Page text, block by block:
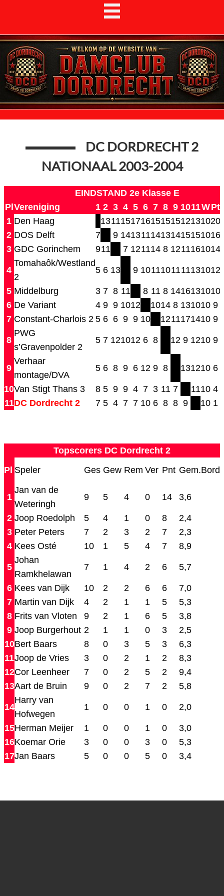
DC DORDRECHT 2
NATIONAAL 2003-2004
EINDSTAND 2e Klasse E
Pl Vereniging 1 2 3 4 5 6 7 8 9 1011WPt
1 Den Haag 131115171615151512131020
2 DOS Delft 7 9 14131114131415151016
3 GDC Gorinchem 911 7 121114 8 1211161014
4
Tomahaôk/Westland
2
5 6 13 9 1011101111131012
5 Middelburg 3 7 8 11 8 11 8 1416131010
6 De Variant 4 9 9 1012 1014 8 131010 9
7 Constant-Charlois 2 5 6 6 9 9 10 1211171410 9
8
PWG
s’Gravenpolder 2
5 7 121012 6 8 12 9 1210 9
9
Verhaar
montage/DVA
5 6 8 9 6 12 9 8 131210 6
10Van Stigt Thans 3 8 5 9 9 4 7 3 11 7 1110 4
11DC Dordrecht 2 7 5 4 7 7 10 6 8 8 9 10 1
Topscorers DC Dordrecht 2
Pl Speler Ges Gew Rem Ver Pnt Gem.Bord
1
Jan van de
Weteringh
9 5 4 0 14 3,6
2 Joop Roedolph 5 4 1 0 8
2,4
3 Peter Peters 7 2 3 2 7
2,3
4 Kees Osté 10 1 5 4 7 8,9
5
Johan
Ramkhelawan
7 1 4 2 6 5,7
6 Kees van Dijk 10 2 2 6 6
7,0
7 Martin van Dijk 4 2 1 1 5
5,3
8 Frits van Vloten 9 2 1 6 5
3,8
9 Joop Burgerhout 2 1 1 0 3
2,5
10Bert Baars 8 0 3 5 3
6,3
11Joop de Vries 3 0 2 1 2
8,3
12Cor Leenheer 7 0 2 5 2
9,4
13Aart de Bruin 9 0 2 7 2 5,8
14
Harry van
Hofwegen
1 0 0 1 0 2,0
15Herman Meijer 1 0 0 1 0
3,0
16Koemar Orie 3 0 0 3 0
5,3
17Jan Baars 5 0 0 5 0 3,4